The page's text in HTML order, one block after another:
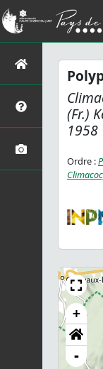
(Fr.)
1958
Ordre :
+
-